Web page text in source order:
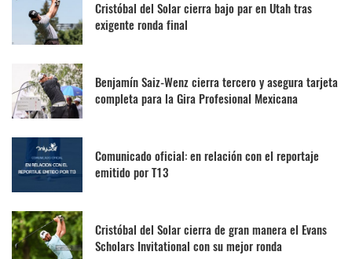
Cristóbal del Solar cierra bajo par en Utah tras
exigente ronda final
Benjamín Saiz-Wenz cierra tercero y asegura tarjeta
completa para la Gira Profesional Mexicana
Comunicado oficial: en relación con el reportaje
emitido por T13
Cristóbal del Solar cierra de gran manera el Evans
Scholars Invitational con su mejor ronda